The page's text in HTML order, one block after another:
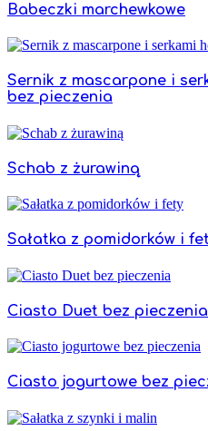
Babeczki marchewkowe
Sernik z mascarpone i
bez pieczenia
Schab z żurawiną
Sałatka z pomidorków i
Ciasto Duet bez pieczenia
Ciasto jogurtowe bez